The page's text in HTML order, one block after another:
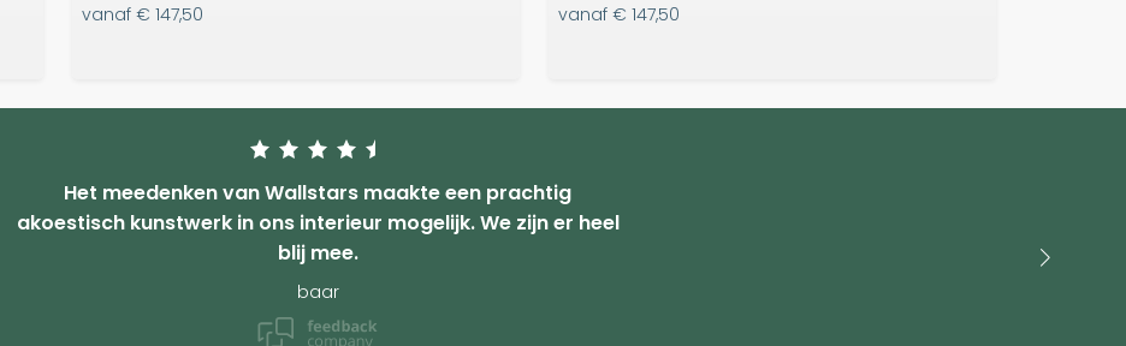
vanaf € 147,50 vanaf € 147,50
Het meedenken van Wallstars maakte een prachtig
akoestisch kunstwerk in ons interieur mogelijk. We zijn er heel
blij mee.
baar